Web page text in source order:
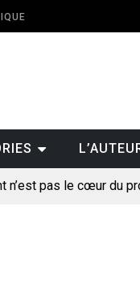
n’est pas le cœur du